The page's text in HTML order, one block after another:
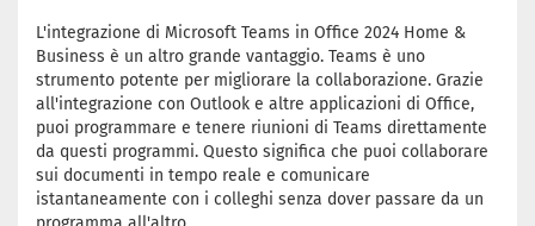
L'integrazione di Microsoft Teams in Office 2024 Home &
Business è un altro grande vantaggio. Teams è uno
strumento potente per migliorare la collaborazione. Grazie
all'integrazione con Outlook e altre applicazioni di Office,
puoi programmare e tenere riunioni di Teams direttamente
da questi programmi. Questo significa che puoi collaborare
sui documenti in tempo reale e comunicare
istantaneamente con i colleghi senza dover passare da un